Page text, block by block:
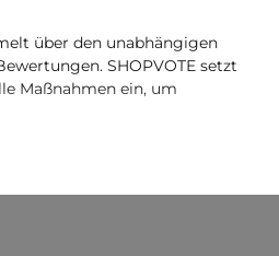
über den unabhängigen
SHOPVOTE setzt
Maßnahmen ein, um